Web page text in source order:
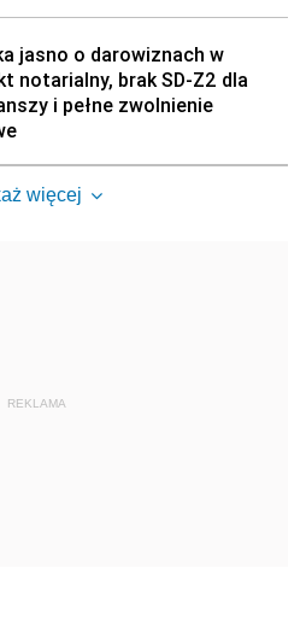
jasno o darowiznach w
notarialny, brak SD-Z2 dla
i pełne zwolnienie
więcej
REKLAMA